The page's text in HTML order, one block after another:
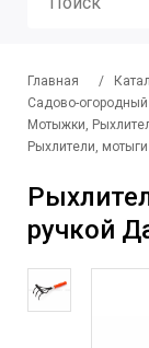
Главная /
Садово-огородный
Мотыжки,
Рыхлители, мотыги
ручкой